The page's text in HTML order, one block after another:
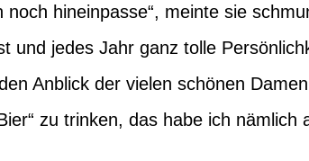
hineinpasse“, meinte sie
und jedes Jahr ganz tolle
Anblick der vielen schönen
zu trinken, das habe ich